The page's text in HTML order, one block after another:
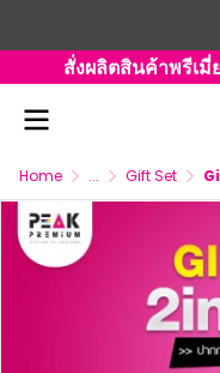
สั่งผลิตสินค้าพรีเมี่
Home ... Gift Set